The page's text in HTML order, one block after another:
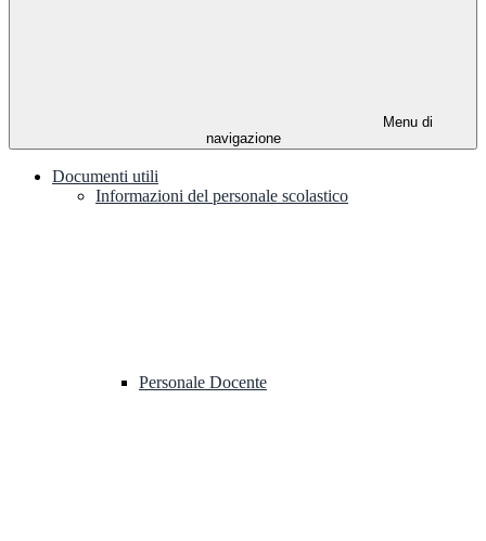
Menu di
navigazione
Documenti utili
Informazioni del personale scolastico
Personale Docente